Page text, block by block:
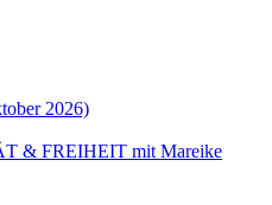
2026)
& FREIHEIT mit Mareike